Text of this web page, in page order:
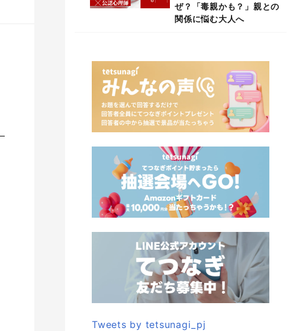
ぜ？「毒親かも？」親との
関係に悩む大人へ
Tweets by tetsunagi_pj